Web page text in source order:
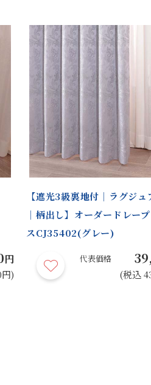
円
)
【遮光3級裏地付｜ラグジュ
｜柄出し】オーダードレー
スCJ35402(グレー)
代表価格
(税込